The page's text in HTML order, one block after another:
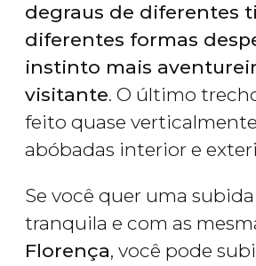
degraus de diferentes
diferentes formas
instinto mais
visitante. O último
feito quase
abóbadas interior e
Se você quer uma
tranquila e com as
Florença, você pode